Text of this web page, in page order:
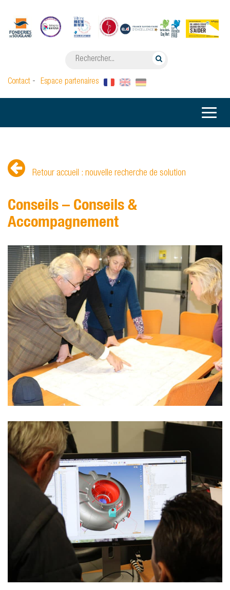
Contact - Espace partenaires
Retour accueil : nouvelle recherche de solution
Conseils – Conseils &
Accompagnement